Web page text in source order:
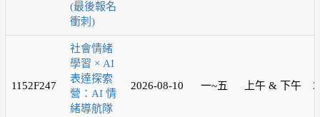
(最後報名
衝刺)
1152F247
社會情緒
學習 × AI
表達探索
營：AI 情
緒導航隊
2026-08-10 一~五 上午 & 下午